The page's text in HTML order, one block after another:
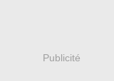
Publicité